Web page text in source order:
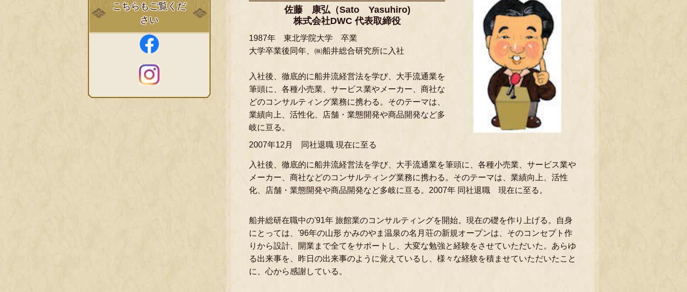
佐藤 康弘（Sato Yasuhiro)
株式会社DWC 代表取締役
1987年 東北学院大学 卒業
大学卒業後同年、㈱船井総合研究所に入社
入社後、徹底的に船井流経営法を学び、大手流通業を
筆頭に、各種小売業、サービス業やメーカー、商社な
どのコンサルティング業務に携わる。そのテーマは、
業績向上、活性化、店舗・業態開発や商品開発など多
岐に亘る。
2007年12月 同社退職 現在に至る
入社後、徹底的に船井流経営法を学び、大手流通業を筆頭に、各種小売業、サービス業や
メーカー、商社などのコンサルティング業務に携わる。そのテーマは、業績向上、活性
化、店舗・業態開発や商品開発など多岐に亘る。2007年 同社退職 現在に至る。
船井総研在職中の'91年 旅館業のコンサルティングを開始。現在の礎を作り上げる。自身
にとっては、'96年の山形 かみのやま温泉の名月荘の新規オープンは、そのコンセプト作
りから設計、開業まで全てをサポートし、大変な勉強と経験をさせていただいた。あらゆ
る出来事を、昨日の出来事のように覚えているし、様々な経験を積ませていただいたこと
に、心から感謝している。
こちらもご覧くだ
さい